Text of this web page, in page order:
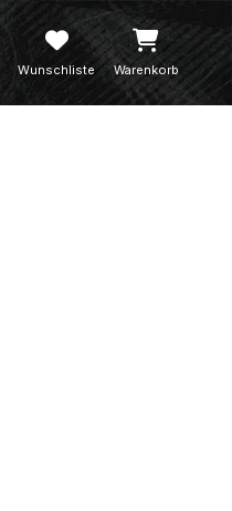
Wunschliste Warenkorb